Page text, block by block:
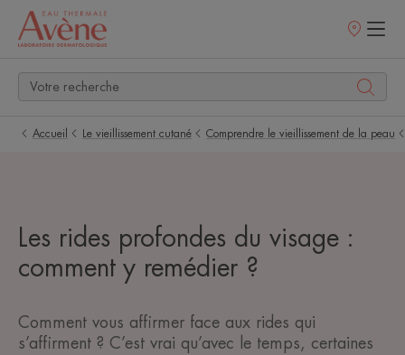
Points
Accueil Le vieillissement cutané Comprendre le vieillissement de la peau
Les rides profondes du visage :
comment y remédier ?
Comment vous affirmer face aux rides qui
s’affirment ? C’est vrai qu’avec le temps, certaines